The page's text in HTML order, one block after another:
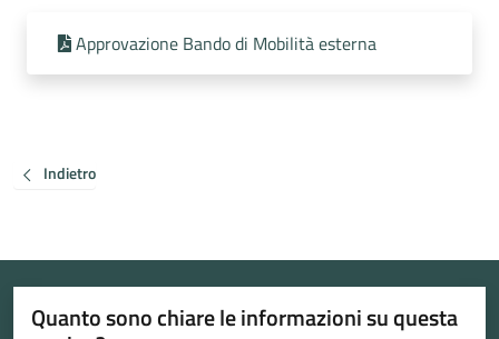
Approvazione Bando di Mobilità esterna
Indietro
Quanto sono chiare le informazioni su questa